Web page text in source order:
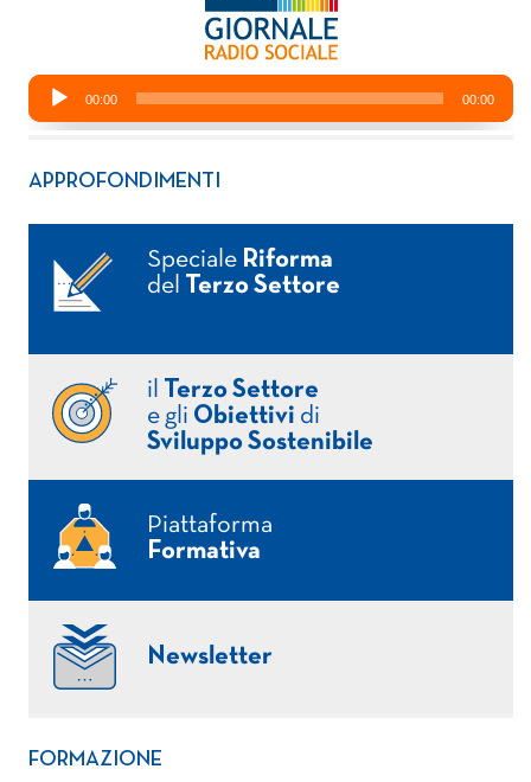
APPROFONDIMENTI
Speciale Riforma
del
Terzo Settore
il
Terzo Settore
e gli Obiettivi di
Sviluppo Sostenibile
Piattaforma
Formativa
Newsletter
FORMAZIONE